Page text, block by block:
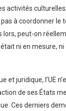
activités culturelles,
à coordonner le
lors, peut-on
ni en mesure, ni
et juridique, l’UE
de ses États
Ces derniers